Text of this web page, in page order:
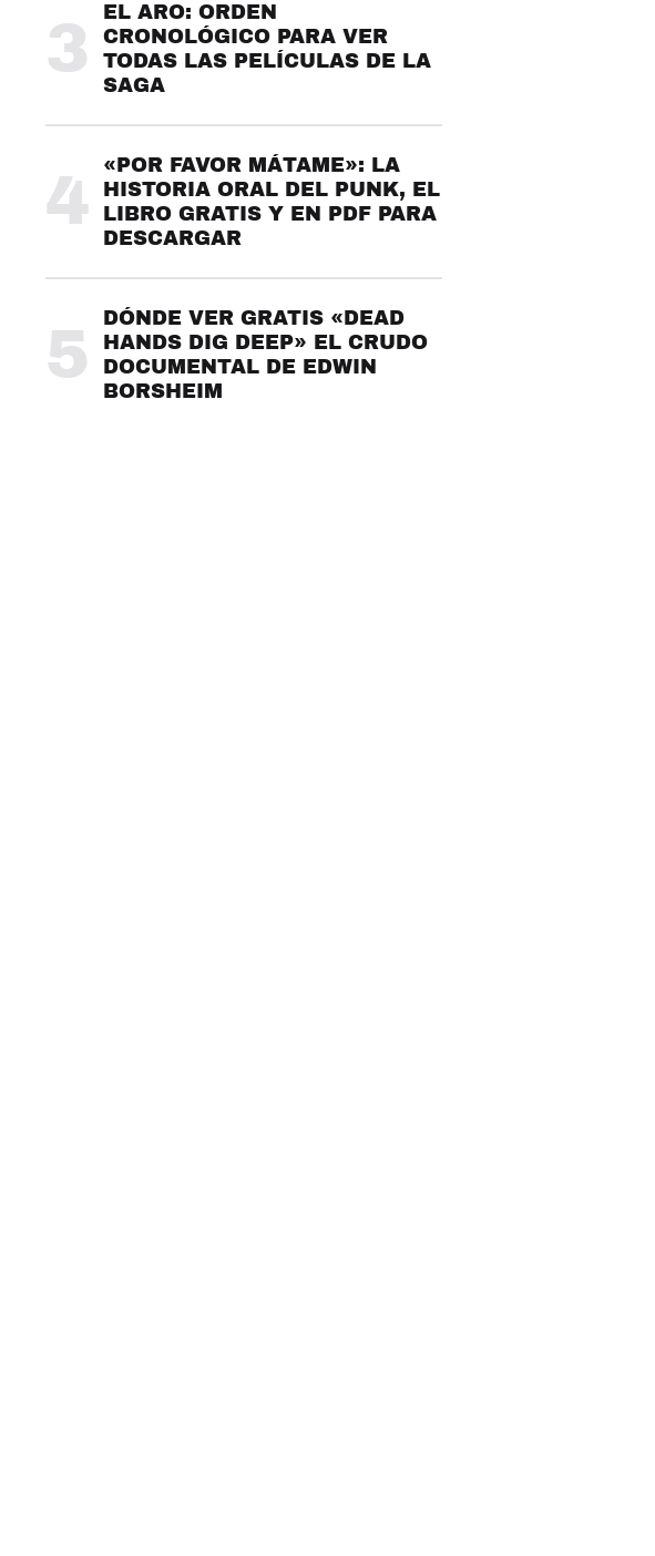
3
EL ARO: ORDEN
CRONOLÓGICO PARA VER
TODAS LAS PELÍCULAS DE LA
SAGA
4
«POR FAVOR MÁTAME»: LA
HISTORIA ORAL DEL PUNK, EL
LIBRO GRATIS Y EN PDF PARA
DESCARGAR
5
DÓNDE VER GRATIS «DEAD
HANDS DIG DEEP» EL CRUDO
DOCUMENTAL DE EDWIN
BORSHEIM